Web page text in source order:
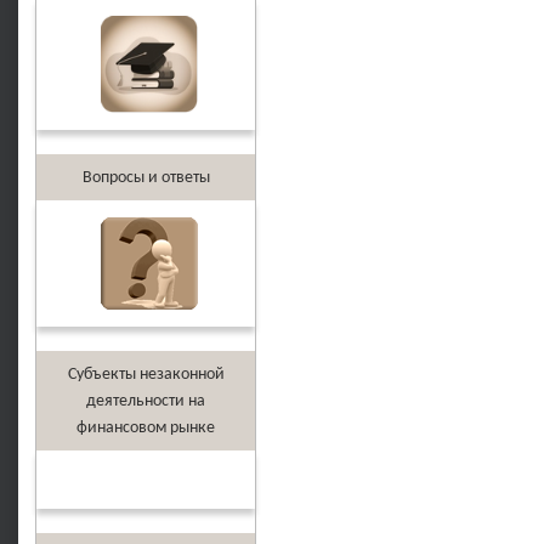
Вопросы и ответы
Субъекты незаконной
деятельности на
финансовом рынке